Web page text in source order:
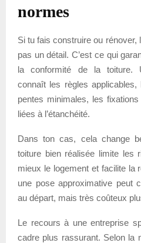
normes
Si tu fais construire ou rénover,
pas un détail. C’est ce qui
la conformité de la toiture.
connaît les règles
pentes minimales, les
liées à l’étanchéité.
Dans ton cas, cela change
toiture bien réalisée limite les
mieux le logement et facilite la
une pose approximative peut
au départ, mais très coûteux
Le recours à une entreprise
cadre plus rassurant. Selon la